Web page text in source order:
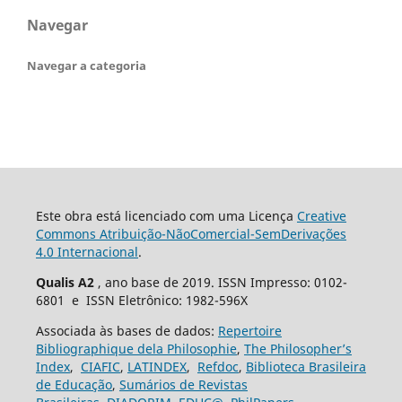
Navegar
Navegar a categoria
Este obra está licenciado com uma Licença Creative
Commons Atribuição-NãoComercial-SemDerivações
4.0 Internacional.
Qualis A2 , ano base de 2019. ISSN Impresso: 0102-
6801 e ISSN Eletrônico: 1982-596X
Associada às bases de dados: Repertoire
Bibliographique dela Philosophie, The Philosopher’s
Index, CIAFIC, LATINDEX, Refdoc, Biblioteca Brasileira
de Educação, Sumários de Revistas